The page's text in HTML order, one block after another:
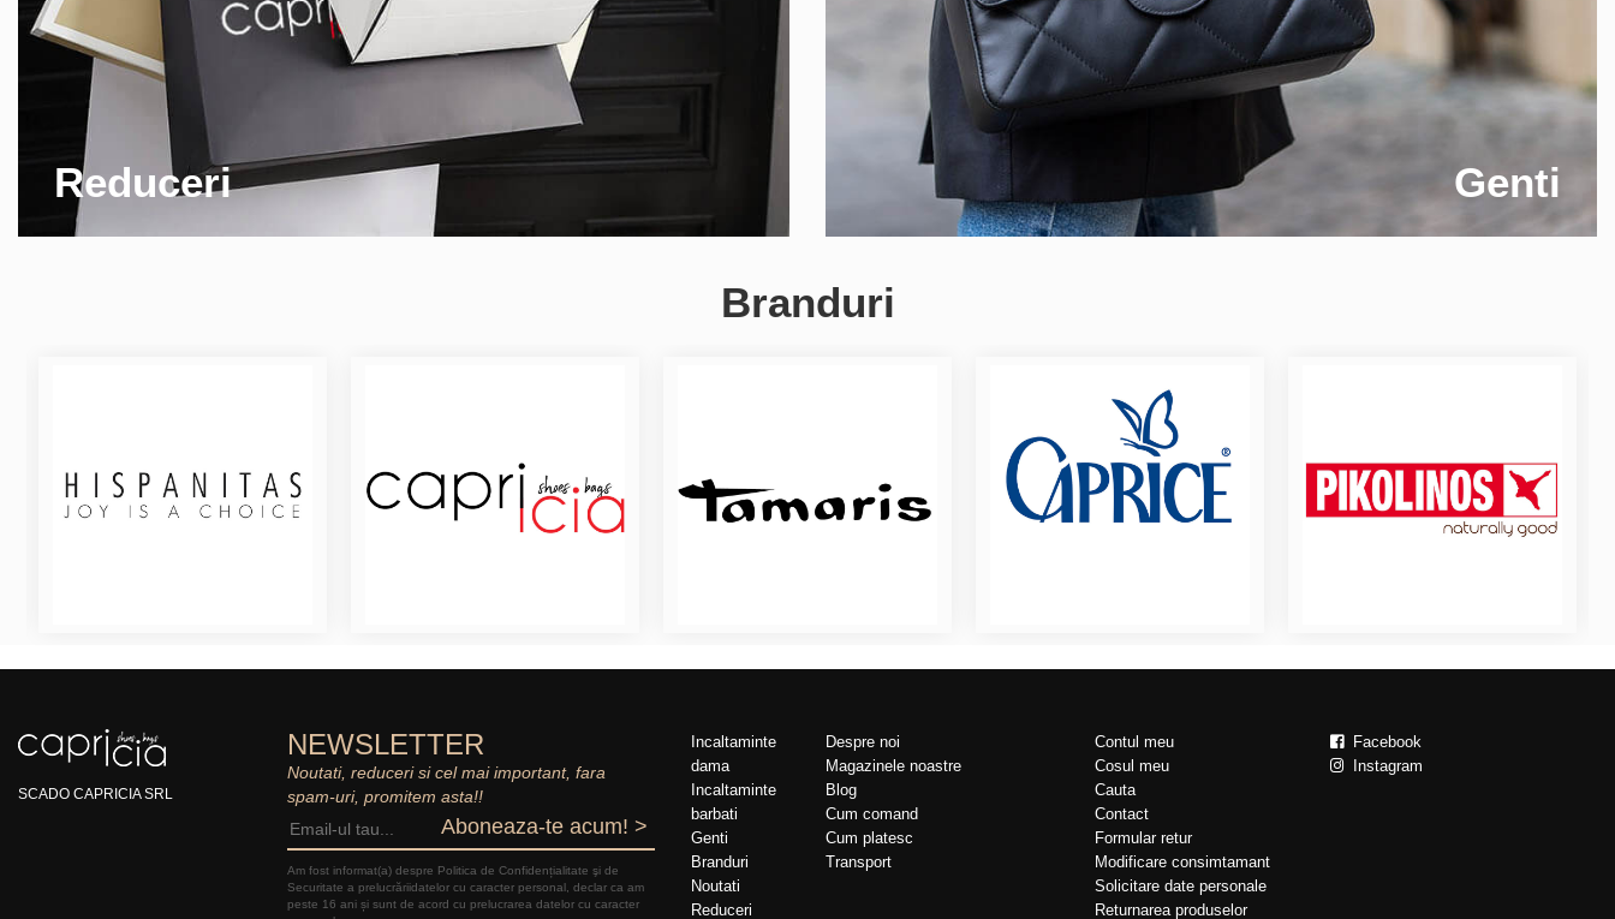
Reduceri Genti
Branduri
SCADO CAPRICIA SRL
NEWSLETTER
Noutati, reduceri si cel mai important, fara
spam-uri, promitem asta!!
Aboneaza-te acum! >
Am fost informat(a) despre Politica de Confidențialitate şi de
Securitate a prelucrăriidatelor cu caracter personal, declar ca am
peste 16 ani și sunt de acord cu prelucrarea datelor cu caracter
Incaltaminte
dama
Incaltaminte
barbati
Genti
Branduri
Noutati
Reduceri
Despre noi
Magazinele noastre
Blog
Cum comand
Cum platesc
Transport
Contul meu
Cosul meu
Cauta
Contact
Formular retur
Modificare consimtamant
Solicitare date personale
Returnarea produselor
Facebook
Instagram